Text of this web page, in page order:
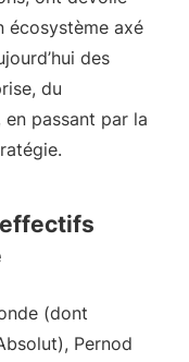
écosystème axé
des
du
passant par la
(dont
Pernod